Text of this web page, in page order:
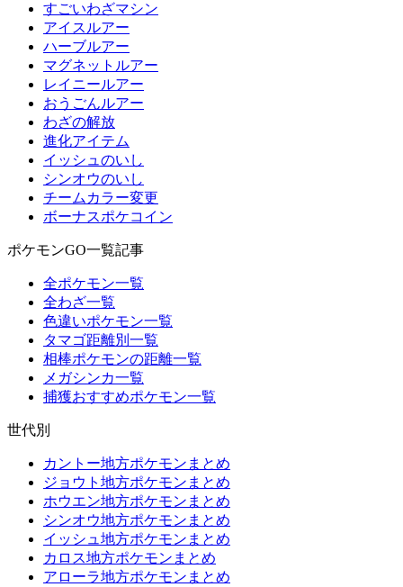
すごいわざマシン
アイスルアー
ハーブルアー
マグネットルアー
レイニールアー
おうごんルアー
わざの解放
進化アイテム
イッシュのいし
シンオウのいし
チームカラー変更
ボーナスポケコイン
ポケモンGO一覧記事
全ポケモン一覧
全わざ一覧
色違いポケモン一覧
タマゴ距離別一覧
相棒ポケモンの距離一覧
メガシンカ一覧
捕獲おすすめポケモン一覧
世代別
カントー地方ポケモンまとめ
ジョウト地方ポケモンまとめ
ホウエン地方ポケモンまとめ
シンオウ地方ポケモンまとめ
イッシュ地方ポケモンまとめ
カロス地方ポケモンまとめ
アローラ地方ポケモンまとめ